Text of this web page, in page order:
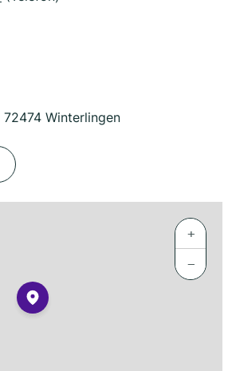
Winterlingen
+
−